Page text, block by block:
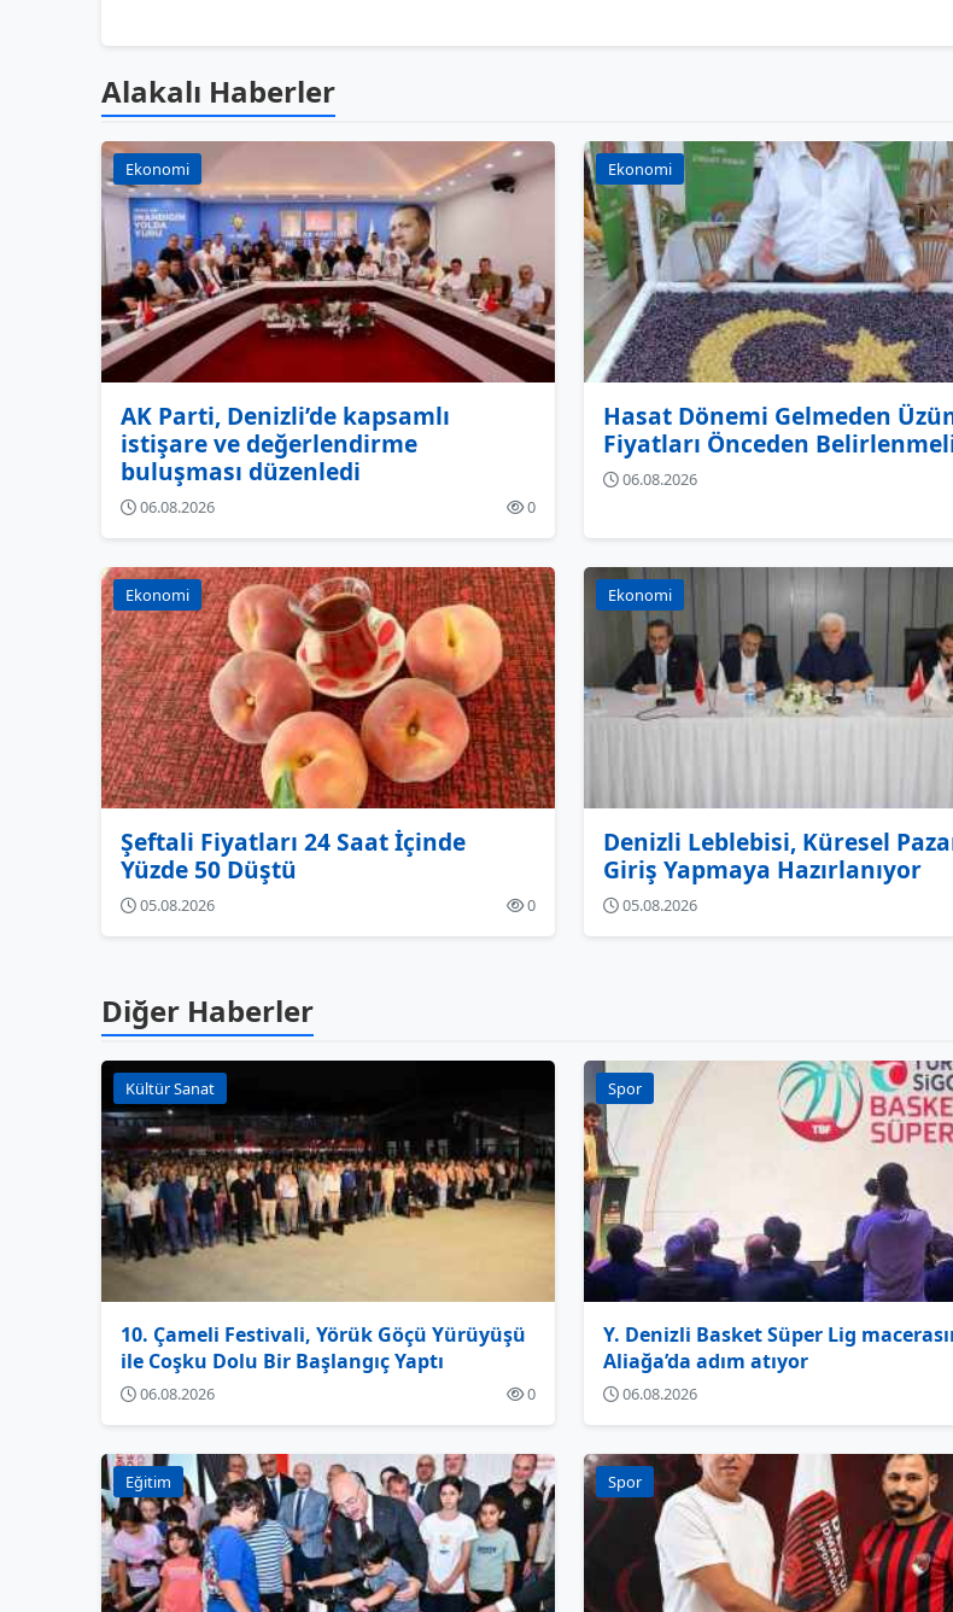
Alakalı Haberler
Ekonomi
AK Parti, Denizli’de kapsamlı
istişare ve değerlendirme
buluşması düzenledi
06.08.2026 0
Ekonomi
Hasat Dönemi Gelmeden
Fiyatları Önceden
06.08.2026
Ekonomi
Şeftali Fiyatları 24 Saat İçinde
Yüzde 50 Düştü
05.08.2026 0
Ekonomi
Denizli Leblebisi, Küresel
Giriş Yapmaya Hazırlanıyor
05.08.2026
Diğer Haberler
Kültür Sanat
10. Çameli Festivali, Yörük Göçü Yürüyüşü
ile Coşku Dolu Bir Başlangıç Yaptı
06.08.2026 0
Spor
Y. Denizli Basket Süper Lig
Aliağa’da adım atıyor
06.08.2026
Eğitim Spor